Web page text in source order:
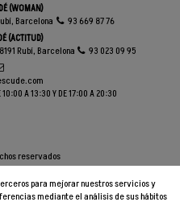
(WOMAN)
Barcelona
93 669 87 76
(ACTITUD)
Rubí, Barcelona
93 023 09 95
10:00 A 13:30 Y DE 17:00 A 20:30
para mejorar nuestros servicios y
mediante el análisis de sus hábitos
reservados